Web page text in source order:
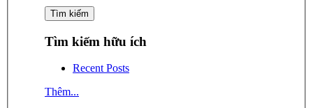
Tìm kiếm hữu ích
Recent Posts
Thêm...